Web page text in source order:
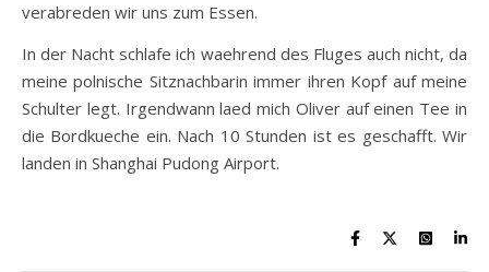
verabreden wir uns zum Essen.
In der Nacht schlafe ich waehrend des Fluges auch nicht, da
meine polnische Sitznachbarin immer ihren Kopf auf meine
Schulter legt. Irgendwann laed mich Oliver auf einen Tee in
die Bordkueche ein. Nach 10 Stunden ist es geschafft. Wir
landen in Shanghai Pudong Airport.